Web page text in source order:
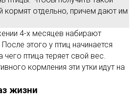
кормят отдельно, причем дают им
4-х месяцев набирают
этого у птиц начинается
чего птица теряет свой вес.
кормления эти утки идут на
жизни